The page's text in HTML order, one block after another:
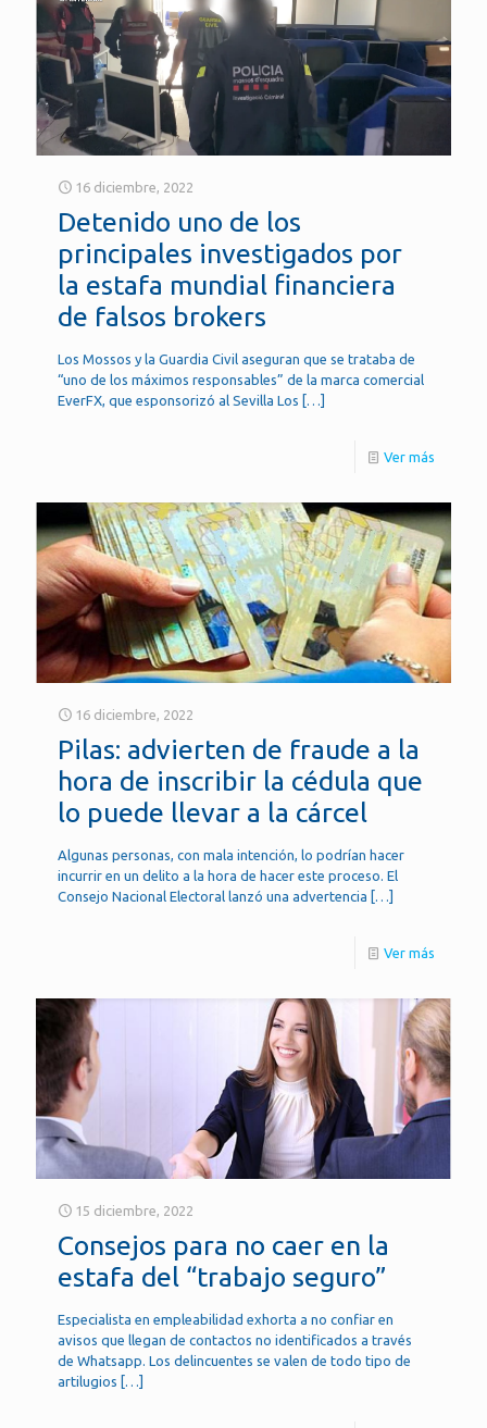
16 diciembre, 2022
Detenido uno de los
principales investigados por
la estafa mundial financiera
de falsos brokers
Los Mossos y la Guardia Civil aseguran que se trataba de
“uno de los máximos responsables” de la marca comercial
EverFX, que esponsorizó al Sevilla Los […]
Ver más
16 diciembre, 2022
Pilas: advierten de fraude a la
hora de inscribir la cédula que
lo puede llevar a la cárcel
Algunas personas, con mala intención, lo podrían hacer
incurrir en un delito a la hora de hacer este proceso. El
Consejo Nacional Electoral lanzó una advertencia […]
Ver más
15 diciembre, 2022
Consejos para no caer en la
estafa del “trabajo seguro”
Especialista en empleabilidad exhorta a no confiar en
avisos que llegan de contactos no identificados a través
de Whatsapp. Los delincuentes se valen de todo tipo de
artilugios […]